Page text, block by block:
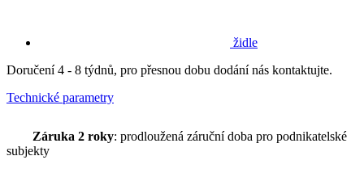
židle
Doručení 4 - 8 týdnů, pro přesnou dobu dodání nás kontaktujte.
Technické parametry
Záruka 2 roky: prodloužená záruční doba pro podnikatelské
subjekty